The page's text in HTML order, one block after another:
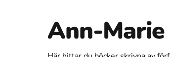
Ann-